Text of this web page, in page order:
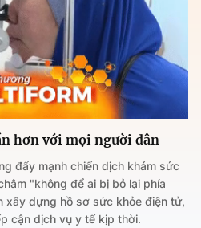
hơn với mọi người dân
đẩy mạnh chiến dịch khám sức
"không để ai bị bỏ lại phía
xây dựng hồ sơ sức khỏe điện tử,
cận dịch vụ y tế kịp thời.